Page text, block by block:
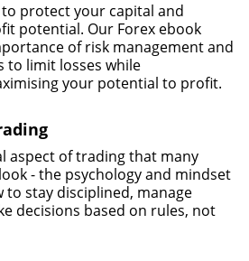
protect your capital and
potential. Our Forex ebook
of risk management and
to limit losses while
your potential to profit.
aspect of trading that many
- the psychology and mindset
to stay disciplined, manage
decisions based on rules, not